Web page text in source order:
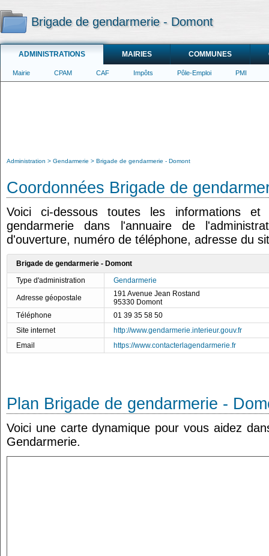
Brigade de gendarmerie - Domont
ADMINISTRATIONS MAIRIES COMMUNES
Mairie CPAM CAF Impôts Pôle-Emploi PMI
Administration Gendarmerie Brigade de gendarmerie - Domont
Coordonnées Brigade de
Voici ci-dessous toutes les informations et
gendarmerie dans l'annuaire de
d'ouverture, numéro de téléphone, adresse du
Brigade de gendarmerie - Domont
Type d'administration
Gendarmerie
Adresse géopostale
191 Avenue Jean Rostand
95330 Domont
Téléphone
01 39 35 58 50
Site internet
http://www.gendarmerie.interieur.gouv.fr
Email
https://www.contacterlagendarmerie.fr
Plan Brigade de gendarmerie -
Voici une carte dynamique pour vous aidez
Gendarmerie.